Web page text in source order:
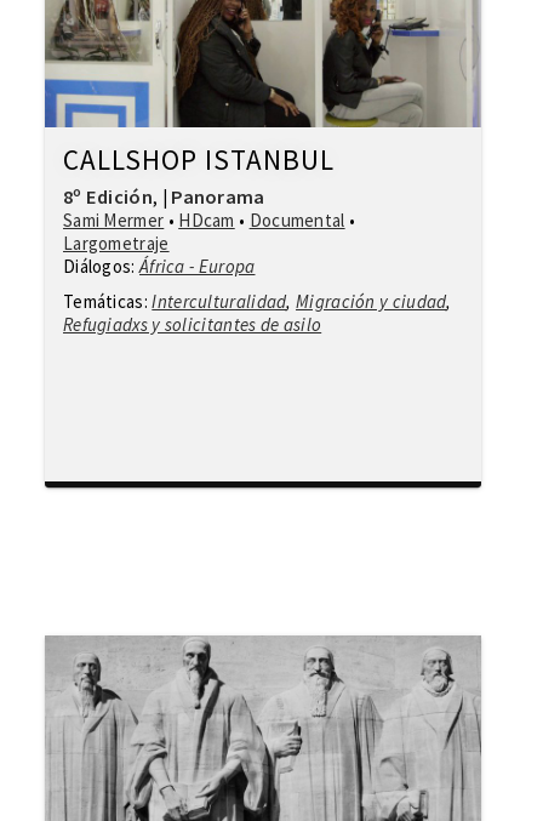
CALLSHOP ISTANBUL
8º Edición, | Panorama
Sami Mermer • HDcam • Documental •
Largometraje
Diálogos:África - Europa
Temáticas: Interculturalidad,Migración y ciudad,
Refugiadxs y solicitantes de asilo